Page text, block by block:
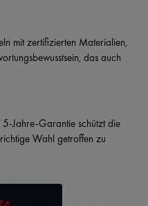
mit zertifizierten Materialien,
das auch
Jahre-Garantie schützt die
Wahl getroffen zu